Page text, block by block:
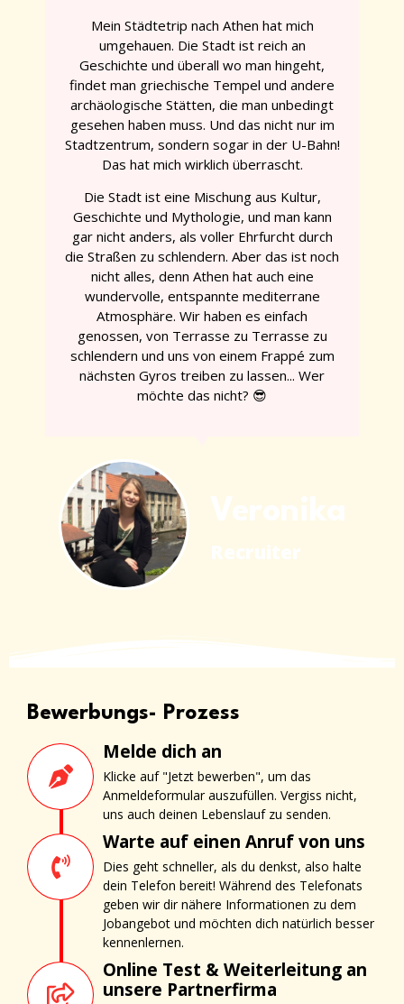
Mein Städtetrip nach Athen hat mich
umgehauen. Die Stadt ist reich an
Geschichte und überall wo man hingeht,
findet man griechische Tempel und andere
archäologische Stätten, die man unbedingt
gesehen haben muss. Und das nicht nur im
Stadtzentrum, sondern sogar in der U-Bahn!
Das hat mich wirklich überrascht.
Die Stadt ist eine Mischung aus Kultur,
Geschichte und Mythologie, und man kann
gar nicht anders, als voller Ehrfurcht durch
die Straßen zu schlendern. Aber das ist noch
nicht alles, denn Athen hat auch eine
wundervolle, entspannte mediterrane
Atmosphäre. Wir haben es einfach
genossen, von Terrasse zu Terrasse zu
schlendern und uns von einem Frappé zum
nächsten Gyros treiben zu lassen... Wer
möchte das nicht? 😎
Veronika
Recruiter
Bewerbungs- Prozess
Melde dich an
Klicke auf "Jetzt bewerben", um das
Anmeldeformular auszufüllen. Vergiss nicht,
uns auch deinen Lebenslauf zu senden.
Warte auf einen Anruf von uns
Dies geht schneller, als du denkst, also halte
dein Telefon bereit! Während des Telefonats
geben wir dir nähere Informationen zu dem
Jobangebot und möchten dich natürlich besser
kennenlernen.
Online Test & Weiterleitung an
unsere Partnerfirma